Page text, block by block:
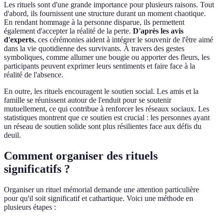
Les rituels sont d'une grande importance pour plusieurs raisons. Tout
d'abord, ils fournissent une structure durant un moment chaotique.
En rendant hommage à la personne disparue, ils permettent
également d'accepter la réalité de la perte. D'après les avis
d'experts, ces cérémonies aident à intégrer le souvenir de l'être aimé
dans la vie quotidienne des survivants. À travers des gestes
symboliques, comme allumer une bougie ou apporter des fleurs, les
participants peuvent exprimer leurs sentiments et faire face à la
réalité de l'absence.
En outre, les rituels encouragent le soutien social. Les amis et la
famille se réunissent autour de l'enduit pour se soutenir
mutuellement, ce qui contribue à renforcer les réseaux sociaux. Les
statistiques montrent que ce soutien est crucial : les personnes ayant
un réseau de soutien solide sont plus résilientes face aux défis du
deuil.
Comment organiser des rituels
significatifs ?
Organiser un rituel mémorial demande une attention particulière
pour qu'il soit significatif et cathartique. Voici une méthode en
plusieurs étapes :